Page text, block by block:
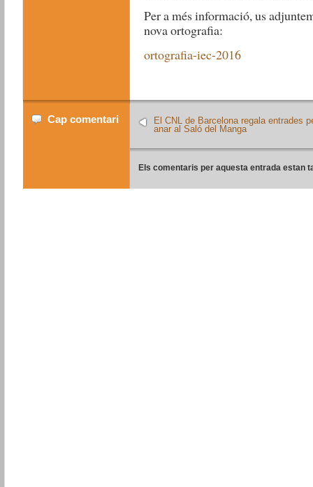
Per a més informació, us
nova ortografia:
ortografia-iec-2016
Cap comentari
El CNL de Barcelona regala entrades
anar al Saló del Manga
Els comentaris per aquesta entrada estan